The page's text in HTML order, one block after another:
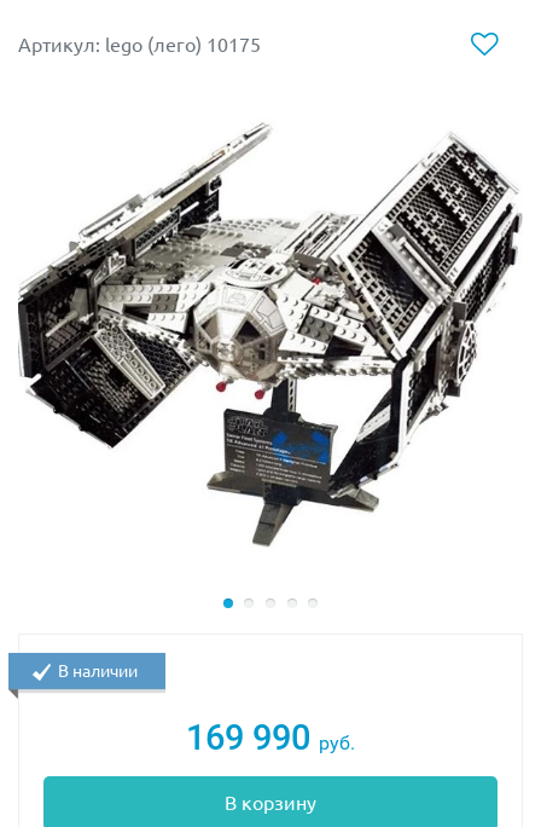
сценки из киносаги Звёздные войны Эпизод VI:
Возвращение джедая.
Специальный отряд, состоящий из Хана Соло,
принцессы Леи, Чубакки и Люка Скайуокера,
высадился на спутник Эндора. Но, неожиданно для
самих себя, герои попали в ловушку, расставленную
эвоками в лесу, и стали пленниками. События могли
бы получить весьма драматический поворот, если бы
не дроид C-3PO. Эвоки никогда прежде не видели
таких существ и, приняв его за своего Золотого бога,
решили принести ему в жертву остальных участников
отряда. Но, Люк Скайуокер смог воспользоваться
Силой и убедить эвоков в необходимости
освобождения всех пленников. Позднее C-3PO
Скайуокер, принцесса Лея, Хан Соло, Чубакка, C-3PO, 2
повстанца, 5 эвоков, 2 десантника и 2 штурмовика. К
особенностям набора можно отнести сетки-ловушки с
подъёмным механизмом, тайники в стволах деревьев
для хранения оружия и внезапной атаки, подвесной
мост, катапульты, хорошо оборудованная кухня с
Артикул: lego (лего) 10175
169 990 руб.
В корзину
В наличии